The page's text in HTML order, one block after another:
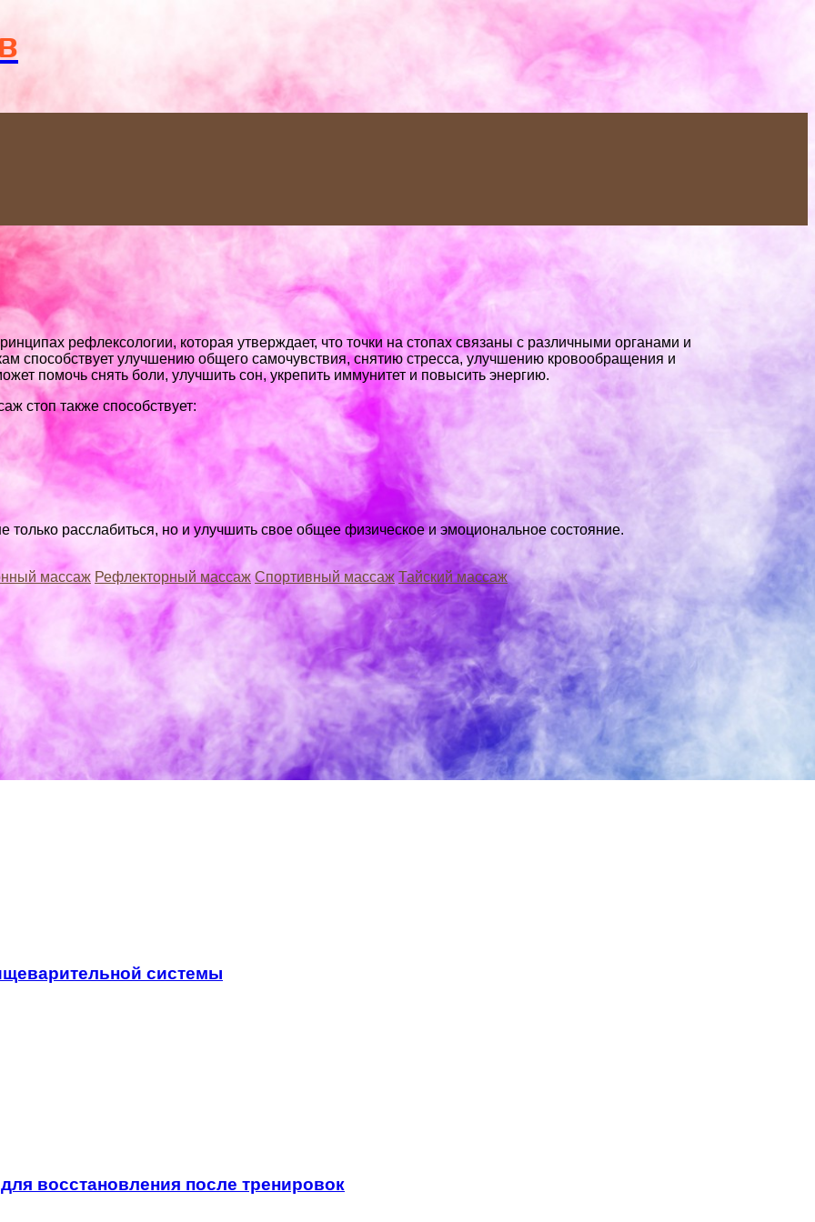
рефлексологии, которая утверждает, что точки на стопах связаны с различными органами и
способствует улучшению общего самочувствия, снятию стресса, улучшению кровообращения и
помочь снять боли, улучшить сон, укрепить иммунитет и повысить энергию.
стоп также способствует:
расслабиться, но и улучшить свое общее физическое и эмоциональное состояние.
массаж Рефлекторный массаж Спортивный массаж Тайский массаж
системы
восстановления после тренировок